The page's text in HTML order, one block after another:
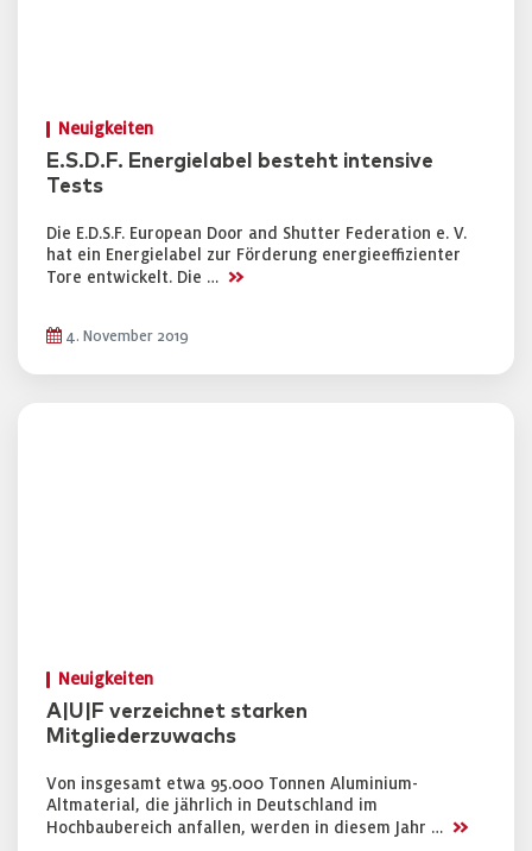
Neuigkeiten
E.S.D.F. Energielabel besteht intensive
Tests
Die E.D.S.F. European Door and Shutter Federation e. V.
hat ein Energielabel zur Förderung energieeffizienter
Tore entwickelt. Die … >>
4. November 2019
Neuigkeiten
A|U|F verzeichnet starken
Mitgliederzuwachs
Von insgesamt etwa 95.000 Tonnen Aluminium-
Altmaterial, die jährlich in Deutschland im
Hochbaubereich anfallen, werden in diesem Jahr … >>